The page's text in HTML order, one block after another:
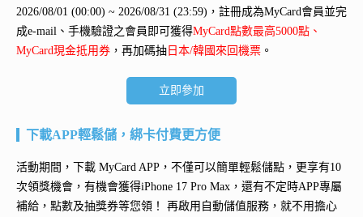
2026/08/01 (00:00) ~ 2026/08/31 (23:59)，註冊成為MyCard會員並完
成e-mail、手機驗證之會員即可獲得MyCard點數最高5000點、
MyCard現金抵用券 ，再加碼抽 日本/韓國來回機票 。
立即參加
下載APP輕鬆儲，綁卡付費更方便
活動期間，下載 MyCard APP，不僅可以簡單輕鬆儲點，更享有10
次領獎機會，有機會獲得iPhone 17 Pro Max ，還有不定時APP專屬
補給，點數及抽獎券等您領！ 再啟用自動儲值服務 ，就不用擔心